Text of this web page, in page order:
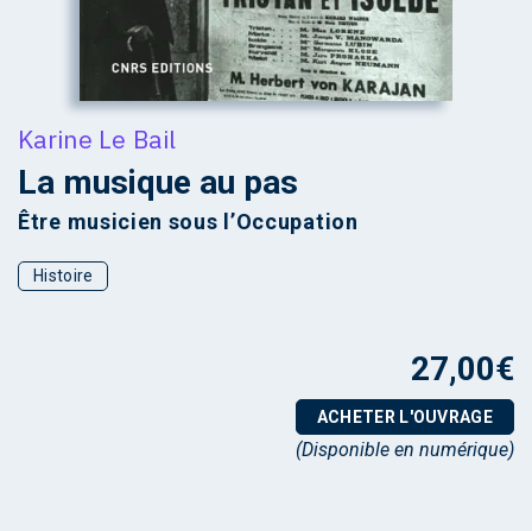
Karine Le Bail
La musique au pas
Être musicien sous l’Occupation
Histoire
27,00€
ACHETER L'OUVRAGE
(Disponible en numérique)